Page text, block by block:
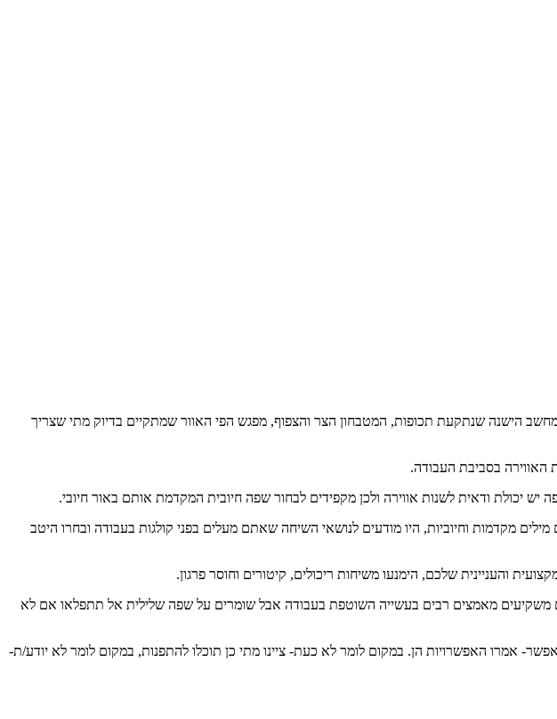
הישנה שנתקעת תכופות, המטבחון הצר והצפוף, מפגש הפי האוור שמתקיים בדיוק מתי שצריך
האווירה בסביבת העבודה.
יכולת ודאית לשנות אווירה ולכן מקפידים לבחור שפה חיובית המקדמת אותם באור חיובי.
מקדמות וחיוביות, היו מודעים לנושאי השיחה שאתם מעלים בפני קולגות בעבודה ובחרו היטב
והעניינית שלכם, הימנעו משיחות ריכולים, קיטורים וחוסר פרגון.
משקיעים מאמצים רבים בעשייה השוטפת בעבודה אבל שומרים על שפה שלילית אל תתפלאו אם לא
אמרו האפשרויות הן. במקום לומר לא כעת- ציינו מתי כן תוכלו להתפנות, במקום לומר לא יודע/ת-